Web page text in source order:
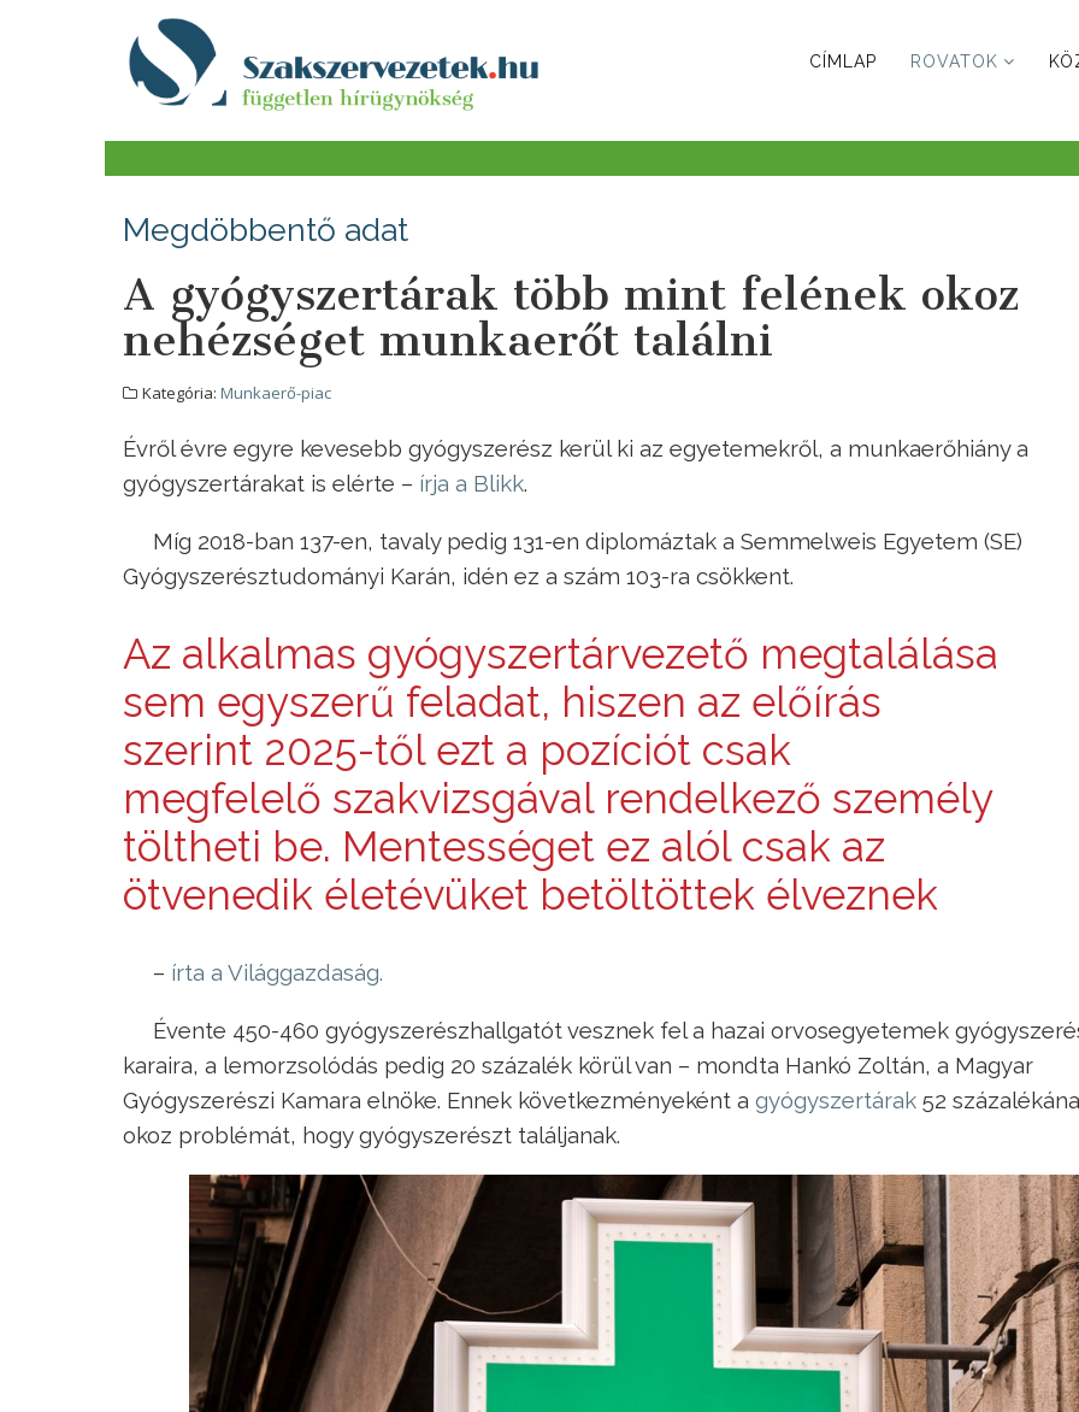
CÍMLAP ROVATOK
Megdöbbentő adat
A gyógyszertárak több mint felének okoz
nehézséget munkaerőt találni
Kategória: Munkaerő-piac
Évről évre egyre kevesebb gyógyszerész kerül ki az egyetemekről, a munkaerőhiány a
gyógyszertárakat is elérte – írja a Blikk.
Míg 2018-ban 137-en, tavaly pedig 131-en diplomáztak a Semmelweis Egyetem (SE)
Gyógyszerésztudományi Karán, idén ez a szám 103-ra csökkent.
Az alkalmas gyógyszertárvezető megtalálása
sem egyszerű feladat, hiszen az előírás
szerint 2025-től ezt a pozíciót csak
megfelelő szakvizsgával rendelkező személy
töltheti be. Mentességet ez alól csak az
ötvenedik életévüket betöltöttek élveznek
– írta a Világgazdaság.
Évente 450-460 gyógyszerészhallgatót vesznek fel a hazai orvosegyetemek
karaira, a lemorzsolódás pedig 20 százalék körül van – mondta Hankó Zoltán, a Magyar
Gyógyszerészi Kamara elnöke. Ennek következményeként a gyógyszertárak 52
okoz problémát, hogy gyógyszerészt találjanak.